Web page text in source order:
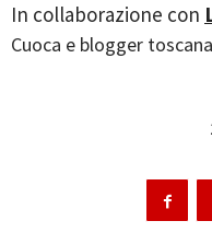
Cuoca e blogger toscana